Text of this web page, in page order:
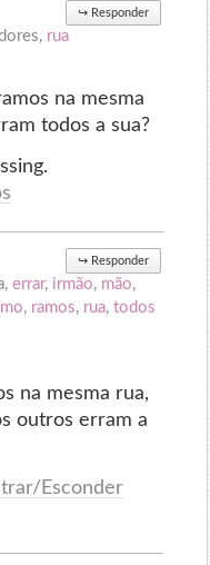
↪ Responder
rua
na mesma
todos a sua?
↪ Responder
errar, irmão, mão,
, ramos, rua,todos
na mesma rua,
outros erram a
Esconder